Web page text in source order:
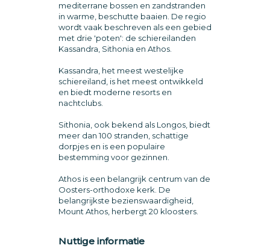
mediterrane bossen en zandstranden
in warme, beschutte baaien. De regio
wordt vaak beschreven als een gebied
met drie 'poten': de schiereilanden
Kassandra, Sithonia en Athos.
Kassandra, het meest westelijke
schiereiland, is het meest ontwikkeld
en biedt moderne resorts en
nachtclubs.
Sithonia, ook bekend als Longos, biedt
meer dan 100 stranden, schattige
dorpjes en is een populaire
bestemming voor gezinnen.
Athos is een belangrijk centrum van de
Oosters-orthodoxe kerk. De
belangrijkste bezienswaardigheid,
Mount Athos, herbergt 20 kloosters.
Nuttige informatie